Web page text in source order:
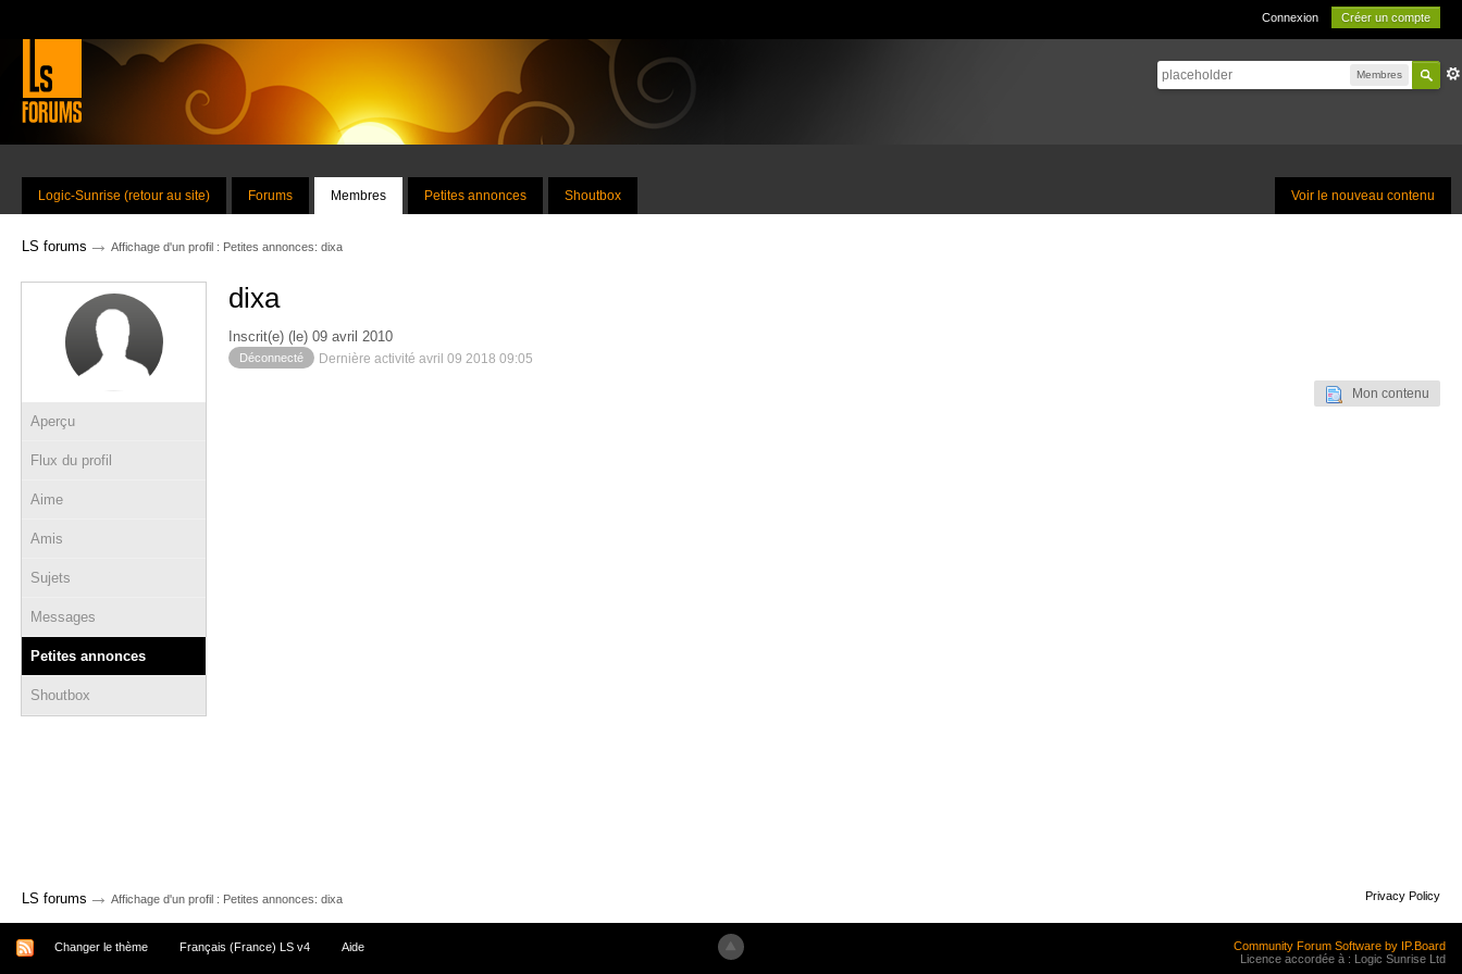
Connexion Créer un compte
Membres
Voir le nouveau contenu
Logic-Sunrise (retour au site) Forums Membres Petites annonces Shoutbox
LS forums → Affichage d'un profil : Petites annonces: dixa
Aperçu
Flux du profil
Aime
Amis
Sujets
Messages
Petites annonces
Shoutbox
dixa
Inscrit(e) (le) 09 avril 2010
Déconnecté Dernière activité avril 09 2018 09:05
Mon contenu
LS forums → Affichage d'un profil : Petites annonces: dixa Privacy Policy
Changer le thème Français (France) LS v4 Aide
Community Forum Software by IP.Board
Licence accordée à : Logic Sunrise Ltd